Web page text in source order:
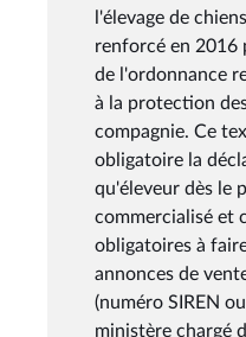
l'élevage de
renforcé en 2016
de l'ordonnance
à la protection
compagnie. Ce
obligatoire la
qu'éleveur dès le
commercialisé et
obligatoires à
annonces de
(numéro SIREN
ministère chargé